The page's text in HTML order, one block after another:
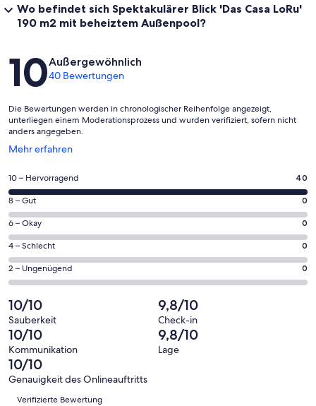
Wo befindet sich Spektakulärer Blick 'Das Casa LoRu'
190 m2 mit beheiztem Außenpool?
Bewertungen
10Außergewöhnlich
40 Bewertungen
Die Bewertungen werden in chronologischer Reihenfolge angezeigt,
unterliegen einem Moderationsprozess und wurden verifiziert, sofern nicht
anders angegeben.
Mehr erfahren
Wird
einem
neuen
Fenster
geöffnet
40
von
insgesamt
40
Gästebewertungen
haben
eine
Bewertung
von
10
-
Hervorragend
10 – Hervorragend 40
0
von
insgesamt
40
Gästebewertungen
haben
Bewertung
von
8
-
Gut
8 – Gut 0
0
von
insgesamt
40
Gästebewertungen
haben
eine
Bewertung
von
6
-
Okay
6 – Okay 0
0
von
insgesamt
Gästebewertungen
haben
eine
Bewertung
von
4
4 – Schlecht 0
0
von
insgesamt
40
Gästebewertungen
haben
eine
Bewertung
2 – Ungenügend 0
10/10
Sauberkeit
9,8/10
Check-in
10/10
Kommunikation
9,8/10
Lage
10/10
Genauigkeit des Onlineauftritts
Bewertungen
Verifizierte Bewertung